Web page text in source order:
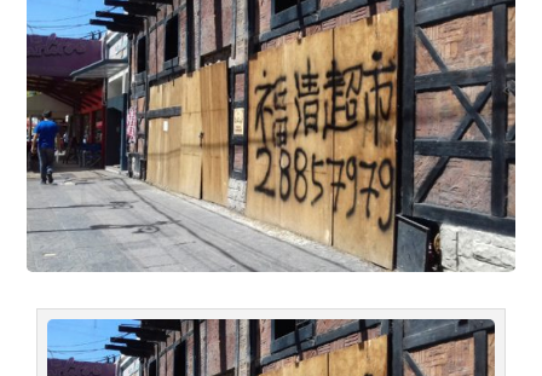
e
b
o
o
k
s
A
p
p
gr
a
m
l
p
ar
tir